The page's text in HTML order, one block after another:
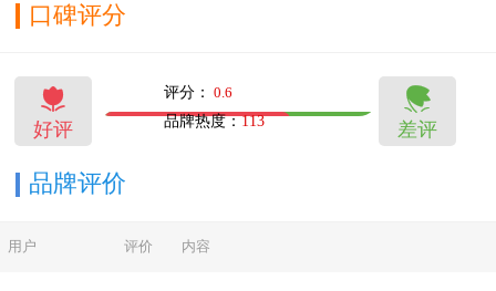
口碑评分

好评

差评
评分： 0.6
品牌热度：113
品牌评价
用户 评价 内容